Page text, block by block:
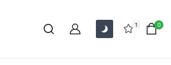
1 0